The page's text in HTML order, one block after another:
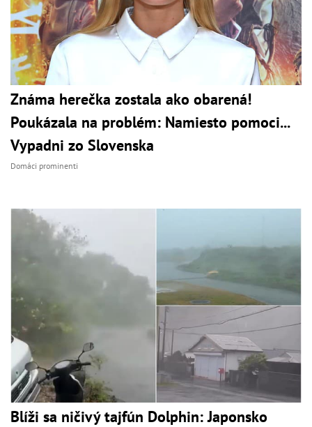
Známa herečka zostala ako obarená!
Poukázala na problém: Namiesto pomoci...
Vypadni zo Slovenska
Domáci prominenti
Blíži sa ničivý tajfún Dolphin: Japonsko